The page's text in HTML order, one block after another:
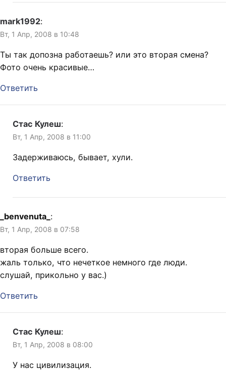
mark1992:
Вт, 1 Апр, 2008 в 10:48
Ты так допозна работаешь? или это вторая смена?
Фото очень красивые…
Ответить
Стас Кулеш:
Вт, 1 Апр, 2008 в 11:00
Задерживаюсь, бывает, хули.
Ответить
_benvenuta_ :
Вт, 1 Апр, 2008 в 07:58
вторая больше всего.
жаль только, что нечеткое немного где люди.
слушай, прикольно у вас.)
Ответить
Стас Кулеш:
Вт, 1 Апр, 2008 в 08:00
У нас цивилизация.